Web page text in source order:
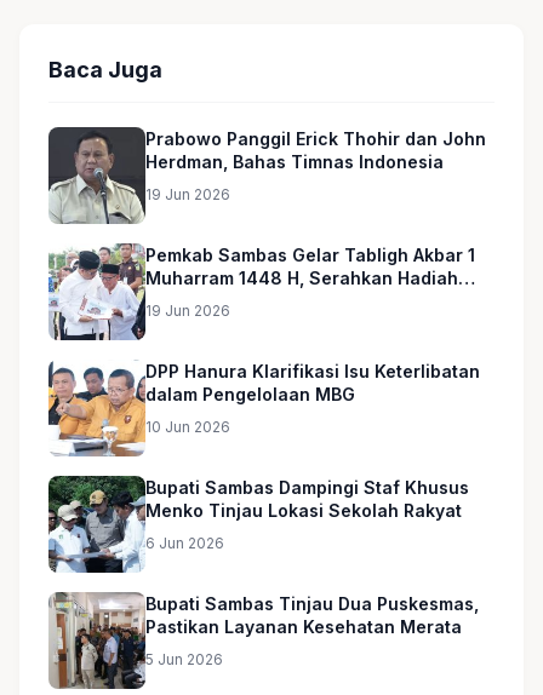
Baca Juga
Prabowo Panggil Erick Thohir dan John
Herdman, Bahas Timnas Indonesia
19 Jun 2026
Pemkab Sambas Gelar Tabligh Akbar 1
Muharram 1448 H, Serahkan Hadiah
Umroh untuk Guru Ngaji dan Imam
19 Jun 2026
DPP Hanura Klarifikasi Isu Keterlibatan
dalam Pengelolaan MBG
10 Jun 2026
Bupati Sambas Dampingi Staf Khusus
Menko Tinjau Lokasi Sekolah Rakyat
6 Jun 2026
Bupati Sambas Tinjau Dua Puskesmas,
Pastikan Layanan Kesehatan Merata
5 Jun 2026